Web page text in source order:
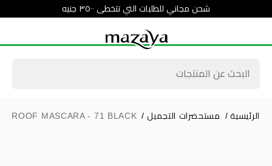
شحن مجاني للطلبات التي تتخطى ٣٥٠٠ جنيه
الرئيسية / مستحضرات التجميل /
MASCARA - 71 BLACK